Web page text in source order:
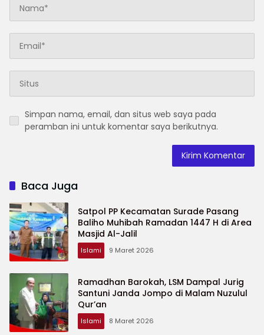
Simpan nama, email, dan situs web saya pada
peramban ini untuk komentar saya berikutnya.
Baca Juga
Satpol PP Kecamatan Surade Pasang
Baliho Muhibah Ramadan 1447 H di Area
Masjid Al-Jalil
Islami 9 Maret 2026
Ramadhan Barokah, LSM Dampal Jurig
Santuni Janda Jompo di Malam Nuzulul
Qur’an
Islami 8 Maret 2026